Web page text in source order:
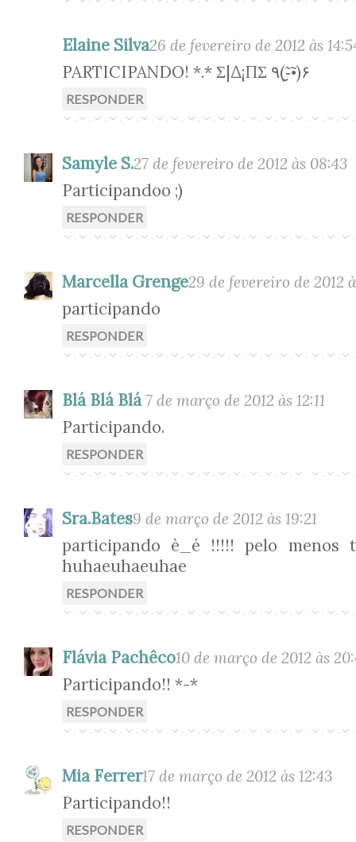
Elaine Silva26 de fevereiro de 2012 às
PARTICIPANDO! *.* Σ|Δ¡ΠΣ ٩(-̮̮̃•̃)۶
RESPONDER
Samyle S.27 de fevereiro de 2012 às 08:43
Participandoo ;)
RESPONDER
Marcella Grenge29 de fevereiro de 2012
participando
RESPONDER
Blá Blá Blá7 de março de 2012 às 12:11
Participando.
RESPONDER
Sra.Bates9 de março de 2012 às 19:21
participando è_é !!!!! pelo menos
huhaeuhaeuhae
RESPONDER
Flávia Pachêco10 de março de 2012 às
Participando!! *-*
RESPONDER
Mia Ferrer17 de março de 2012 às 12:43
Participando!!
RESPONDER